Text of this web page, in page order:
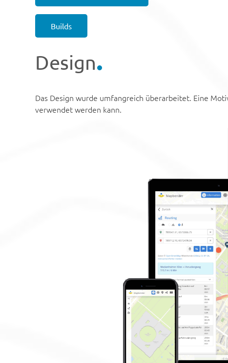
Builds
Design
Das Design wurde umfangreich überarbeitet. Eine
verwendet werden kann.